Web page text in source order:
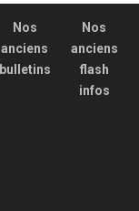
Nos
anciens
bulletins
Nos
anciens
flash
infos